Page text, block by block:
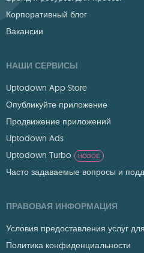
Корпоративный блог
Вакансии
НАШИ СЕРВИСЫ
Uptodown App Store
Опубликуйте приложение
Продвижение приложений
Uptodown Ads
Uptodown Turbo
НОВОЕ
Часто задаваемые вопросы и
ПРАВОВАЯ ИНФОРМАЦИЯ
Условия предоставления услуг
Политика конфиденциальности